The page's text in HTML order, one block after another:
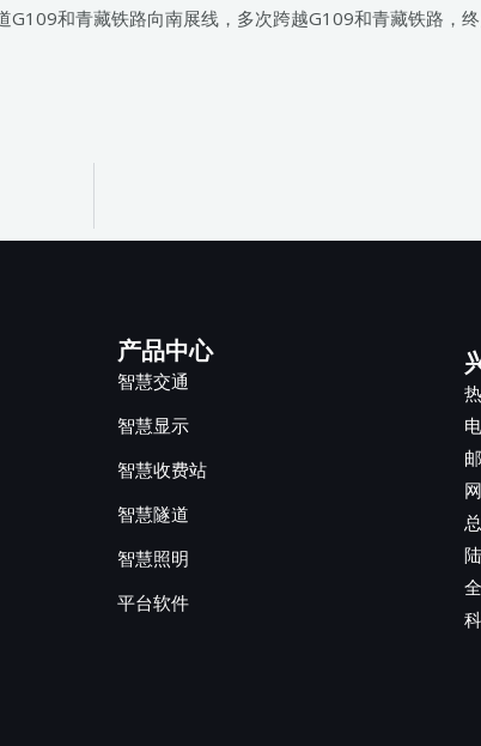
和青藏铁路向南展线，多次跨越G109和青藏铁路，
产品中心
智慧交通
智慧显示
智慧收费站
智慧隧道
智慧照明
平台软件